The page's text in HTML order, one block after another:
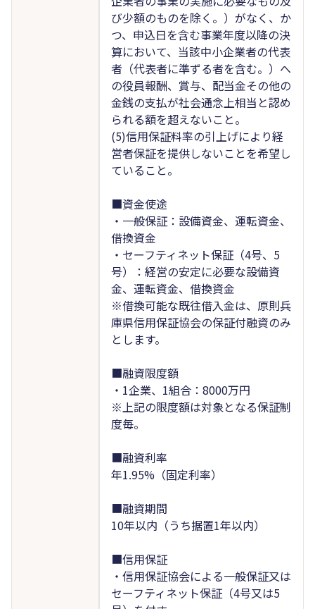
び少額のものを除く。）がなく、か
つ、申込日を含む事業年度以降の決
算において、当該中小企業者の代表
者（代表者に準ずる者を含む。）へ
の役員報酬、賞与、配当金その他の
金銭の支払が社会通念上相当と認め
られる額を超えないこと。
(5)信用保証料率の引上げにより経
営者保証を提供しないことを希望し
ていること。
■資金使途
・一般保証：設備資金、運転資金、
借換資金
・セーフティネット保証（4号、5
号）：経営の安定に必要な設備資
金、運転資金、借換資金
※借換可能な既往借入金は、原則兵
庫県信用保証協会の保証付融資のみ
とします。
■融資限度額
・1企業、1組合：8000万円
※上記の限度額は対象となる保証制
度毎。
■融資利率
年1.95%（固定利率）
■融資期間
10年以内（うち据置1年以内）
■信用保証
・信用保証協会による一般保証又は
セーフティネット保証（4号又は5